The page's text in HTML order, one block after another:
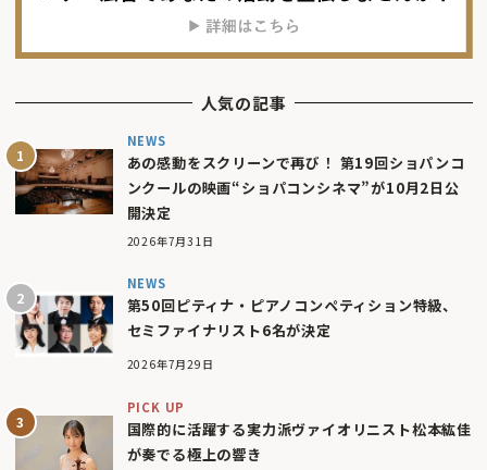
人気の記事
NEWS
あの感動をスクリーンで再び！ 第19回ショパンコ
ンクールの映画“ショパコンシネマ”が10月2日公
開決定
2026年7月31日
NEWS
第50回ピティナ・ピアノコンペティション特級、
セミファイナリスト6名が決定
2026年7月29日
PICK UP
国際的に活躍する実力派ヴァイオリニスト松本紘佳
が奏でる極上の響き